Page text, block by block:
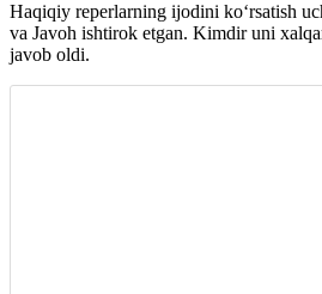
Haqiqiy reperlarning ijodini ko‘rsatish
va Javoh ishtirok etgan. Kimdir uni
javob oldi.